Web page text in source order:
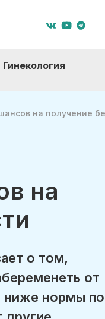
Гинекология
на получение
на
о том,
от
ниже нормы по